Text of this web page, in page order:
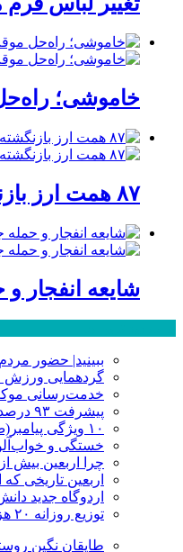
خاموشی؛
۸۷ همت ارز بازنگشته؛ مطالبه‌ای برای شفافیت، پاسخگویی و صیانت از اعتبار صنعت قم
شایعه انفجار
ببینید| حضور
گردهمایی ورزش
خدمت‌رسانی موکب
پیشرفت ۹۳ درصدی پروژه‌های نهضت ملی مسکن در قم
۱۰ ویژگی پیامبر(ص) در آیه ۱۵۷ سوره اعراف
خستگی و
چرا اربعین بیش
اربعین تاریخی که
اردوگاه جدید
توزیع روزانه ۲۰ هزار لقمه و غذای گرم در حرم حضرت معصومه(س)
طایقان نگین